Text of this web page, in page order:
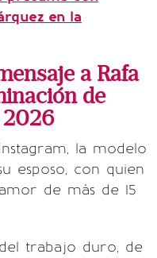
en la
a Rafa
de
la modelo
esposo, con quien
de más de 15
trabajo duro, de